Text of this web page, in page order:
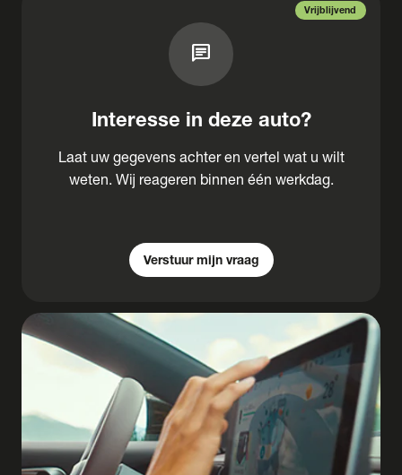
Vrijblijvend
chat
Interesse in deze auto?
Laat uw gegevens achter en vertel wat u wilt
weten. Wij reageren binnen één werkdag.
Verstuur mijn vraag